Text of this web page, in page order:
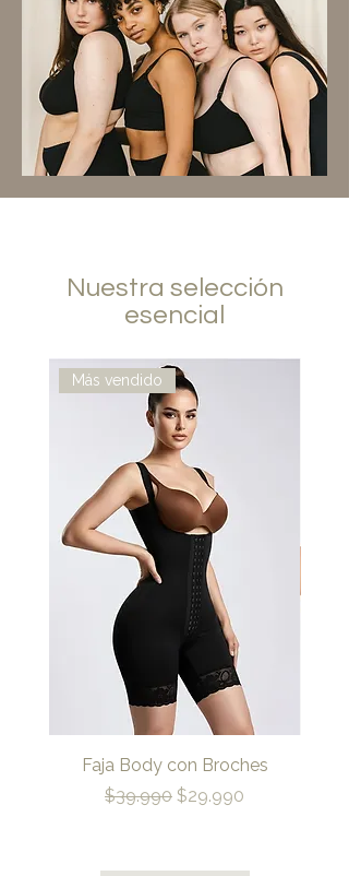
Nuestra selección
esencial
Más vendido
Faja Body con Broches
Precio
$39.990 Precio de oferta
$29.990